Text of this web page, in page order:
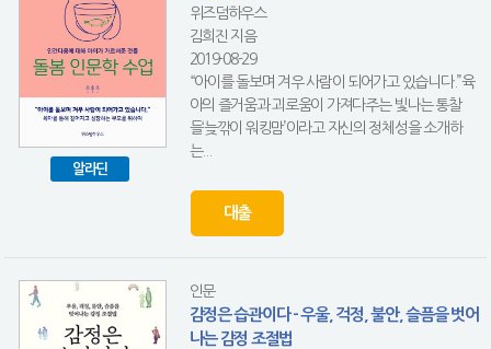
알라딘
위즈덤하우스
김희진 지음
2019-08-29
“아이를 돌보며 겨우 사람이 되어가고 있습니다.”육
아의 즐거움과 괴로움이 가져다주는 빛나는 통찰
들‘늦깎이 워킹맘’이라고 자신의 정체성을 소개하
는...
대출
인문
감정은 습관이다 - 우울, 걱정, 불안, 슬픔을 벗어
나는 감정 조절법